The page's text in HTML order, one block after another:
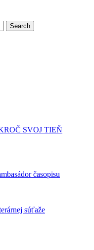
SVOJ TIEŇ
časopisu
súťaže